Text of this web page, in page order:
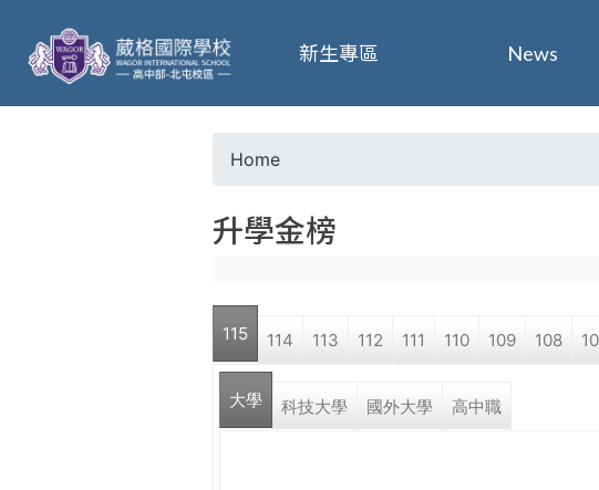
葳
格
o
u
a
r
Home
升學金榜
115 114 113 112 111 110 109 108
大學 科技大學 國外大學 高中職
新生專區 News